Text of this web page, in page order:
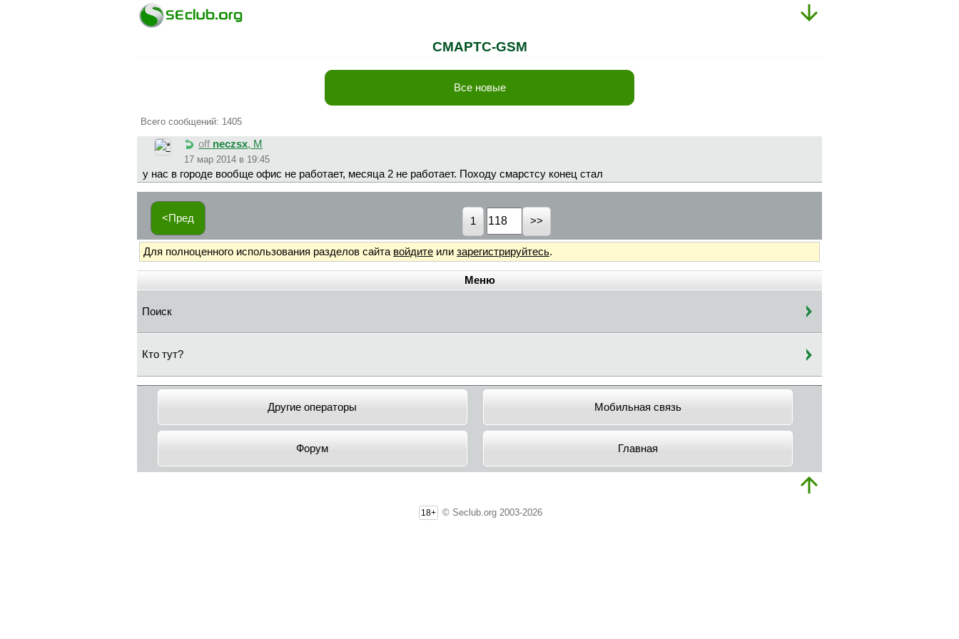
СМАРТС-GSM
Все новые
Всего сообщений: 1405
off neczsx, М
17 мар 2014 в 19:45
у нас в городе вообще офис не работает, месяца 2 не работает. Походу смарстсу конец стал
<Пред 1
Для полноценного использования разделов сайта войдите или зарегистрируйтесь.
Меню
Поиск
Кто тут?
Другие операторы Мобильная связь
Форум Главная
18+ © Seclub.org 2003-2026